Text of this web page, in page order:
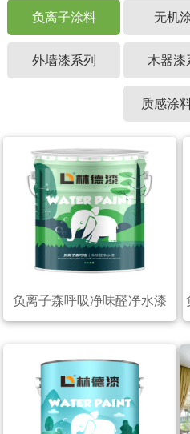
负离子涂料 无机
外墙漆系列 木器漆
质感涂
负离子森呼吸净味醛净水漆
（20公斤）